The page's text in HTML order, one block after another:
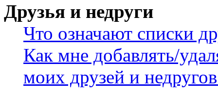
Друзья и недруги
Что означают списки
Как мне добавлять/
моих друзей и